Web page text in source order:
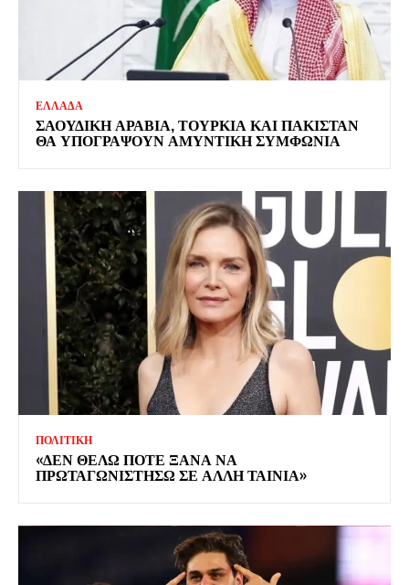
ΕΛΛΑΔΑ
ΣΑΟΥΔΙΚΗ ΑΡΑΒΙΑ, ΤΟΥΡΚΙΑ ΚΑΙ ΠΑΚΙΣΤΑΝ
ΘΑ ΥΠΟΓΡΑΨΟΥΝ ΑΜΥΝΤΙΚΗ ΣΥΜΦΩΝΙΑ
ΠΟΛΙΤΙΚΗ
«ΔΕΝ ΘΕΛΩ ΠΟΤΕ ΞΑΝΑ ΝΑ
ΠΡΩΤΑΓΩΝΙΣΤΗΣΩ ΣΕ ΑΛΛΗ ΤΑΙΝΙΑ»